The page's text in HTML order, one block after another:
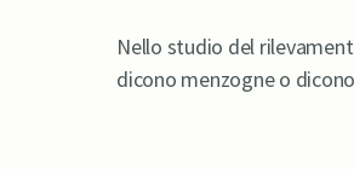
Nello studio del
dicono menzogne o